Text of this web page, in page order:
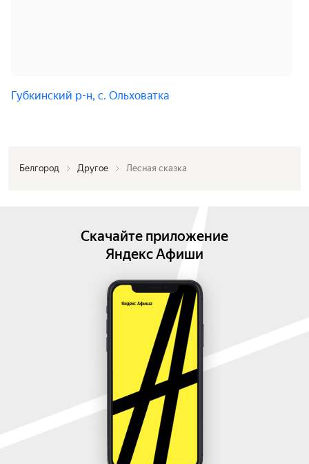
Губкинский р-н, с. Ольховатка
Белгород Другое Лесная сказка
Скачайте приложение
Яндекс Афиши